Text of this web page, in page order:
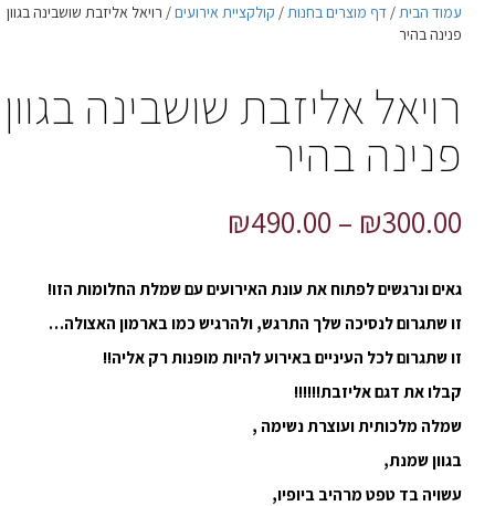
עמוד הבית / דף מוצרים בחנות / קולקציית אירועים/ רויאל אליזבת שושבינה בגוון
פנינה בהיר
רויאל אליזבת שושבינה בגוון
פנינה בהיר
₪300.00
–
₪490.00
גאים ונרגשים לפתוח את עונת האירועים עם שמלת החלומות הזו!
זו שתגרום לנסיכה שלך התרגש, ולהרגיש כמו בארמון האצולה…
זו שתגרום לכל העיניים באירוע להיות מופנות רק אליה!!
קבלו את דגם אליזבת!!!!!!
שמלה מלכותית ועוצרת נשימה ,
בגוון שמנת,
עשויה בד טפט מרהיב ביופיו,